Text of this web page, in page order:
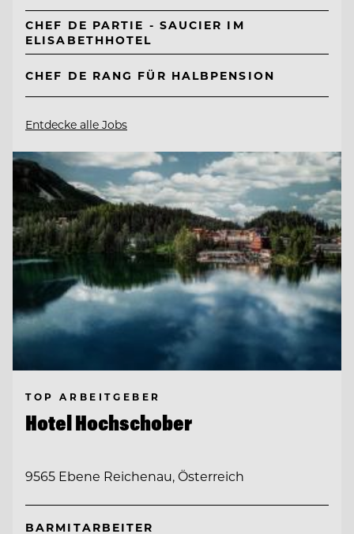
CHEF DE PARTIE - SAUCIER IM
ELISABETHHOTEL
CHEF DE RANG FÜR HALBPENSION
Entdecke alle Jobs
TOP ARBEITGEBER
Hotel Hochschober
9565 Ebene Reichenau, Österreich
BARMITARBEITER